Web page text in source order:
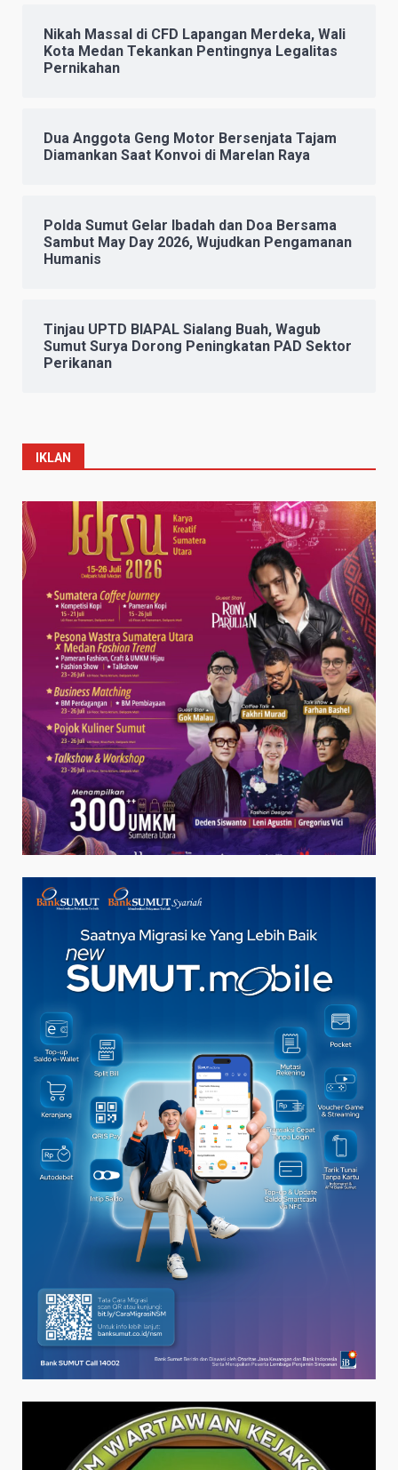
Nikah Massal di CFD Lapangan Merdeka, Wali
Kota Medan Tekankan Pentingnya Legalitas
Pernikahan
Dua Anggota Geng Motor Bersenjata Tajam
Diamankan Saat Konvoi di Marelan Raya
Polda Sumut Gelar Ibadah dan Doa Bersama
Sambut May Day 2026, Wujudkan Pengamanan
Humanis
Tinjau UPTD BIAPAL Sialang Buah, Wagub
Sumut Surya Dorong Peningkatan PAD Sektor
Perikanan
IKLAN